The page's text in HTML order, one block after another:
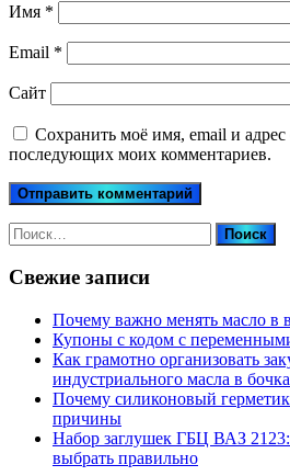
Имя *
Email *
Сайт
Сохранить моё имя, email и адрес
последующих моих комментариев.
Найти:
Свежие записи
Почему важно менять масло в
Купоны c кодом с
Как грамотно организовать
индустриального масла в
Почему силиконовый
причины
Набор заглушек ГБЦ ВАЗ
выбрать правильно